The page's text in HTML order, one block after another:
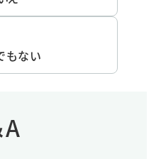
もない